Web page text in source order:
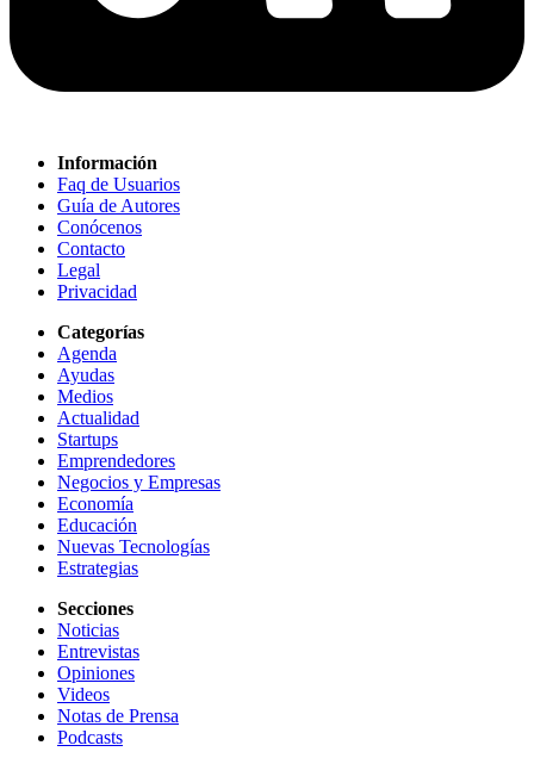
Información
Faq de Usuarios
Guía de Autores
Conócenos
Contacto
Legal
Privacidad
Categorías
Agenda
Ayudas
Medios
Actualidad
Startups
Emprendedores
Negocios y Empresas
Economía
Educación
Nuevas Tecnologías
Estrategias
Secciones
Noticias
Entrevistas
Opiniones
Videos
Notas de Prensa
Podcasts